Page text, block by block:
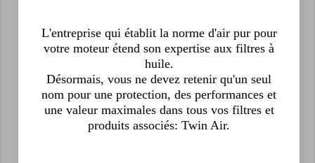
L'entreprise qui établit la norme d'air pur pour
votre moteur étend son expertise aux filtres à
huile.
Désormais, vous ne devez retenir qu'un seul
nom pour une protection, des performances et
une valeur maximales dans tous vos filtres et
produits associés: Twin Air.